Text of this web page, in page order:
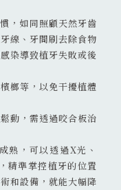
，如同照顧天然牙齒
線、牙間刷去除食物
染導致植牙失敗或後
榔等，以免干擾植體
動，需透過咬合板治
熟，可以透過X光、
精準掌控植牙的位置
和設備，就能大幅降